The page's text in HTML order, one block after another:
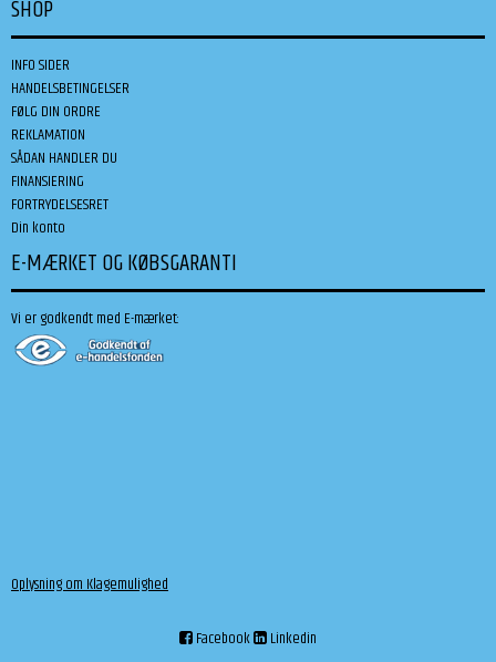
SHOP
INFO SIDER
HANDELSBETINGELSER
FØLG DIN ORDRE
REKLAMATION
SÅDAN HANDLER DU
FINANSIERING
FORTRYDELSESRET
Din konto
E-MÆRKET OG KØBSGARANTI
Vi er godkendt med E-mærket:
Oplysning om Klagemulighed
Facebook Linkedin